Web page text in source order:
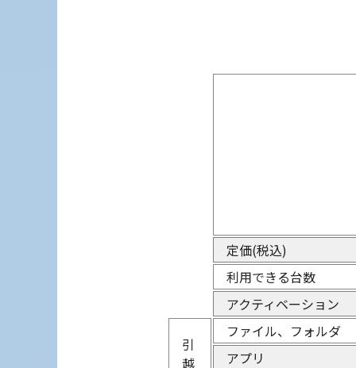
定価(税込)
利用できる台数
アクティベーション
引
越
ファイル、フォルダ
アプリ